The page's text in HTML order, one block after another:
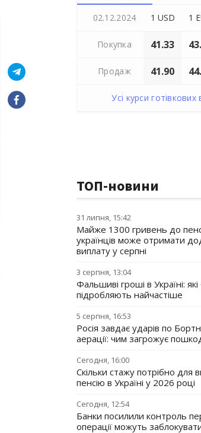
02.12.2024 1 USD 1
Покупка 41.33
Продаж 41.90
Усі курси готівкових
ТОП-новини
31 липня, 15:42
Майже 1300 гривень до
українців може отримати
виплату у серпні
3 серпня, 13:04
Фальшиві гроші в Україні:
підробляють найчастіше
5 серпня, 16:53
Росія завдає ударів по
аерації: чим загрожує
Сегодня, 16:00
Скільки стажу потрібно для
пенсію в Україні у 2026 році
Сегодня, 12:54
Банки посилили контроль
операції можуть